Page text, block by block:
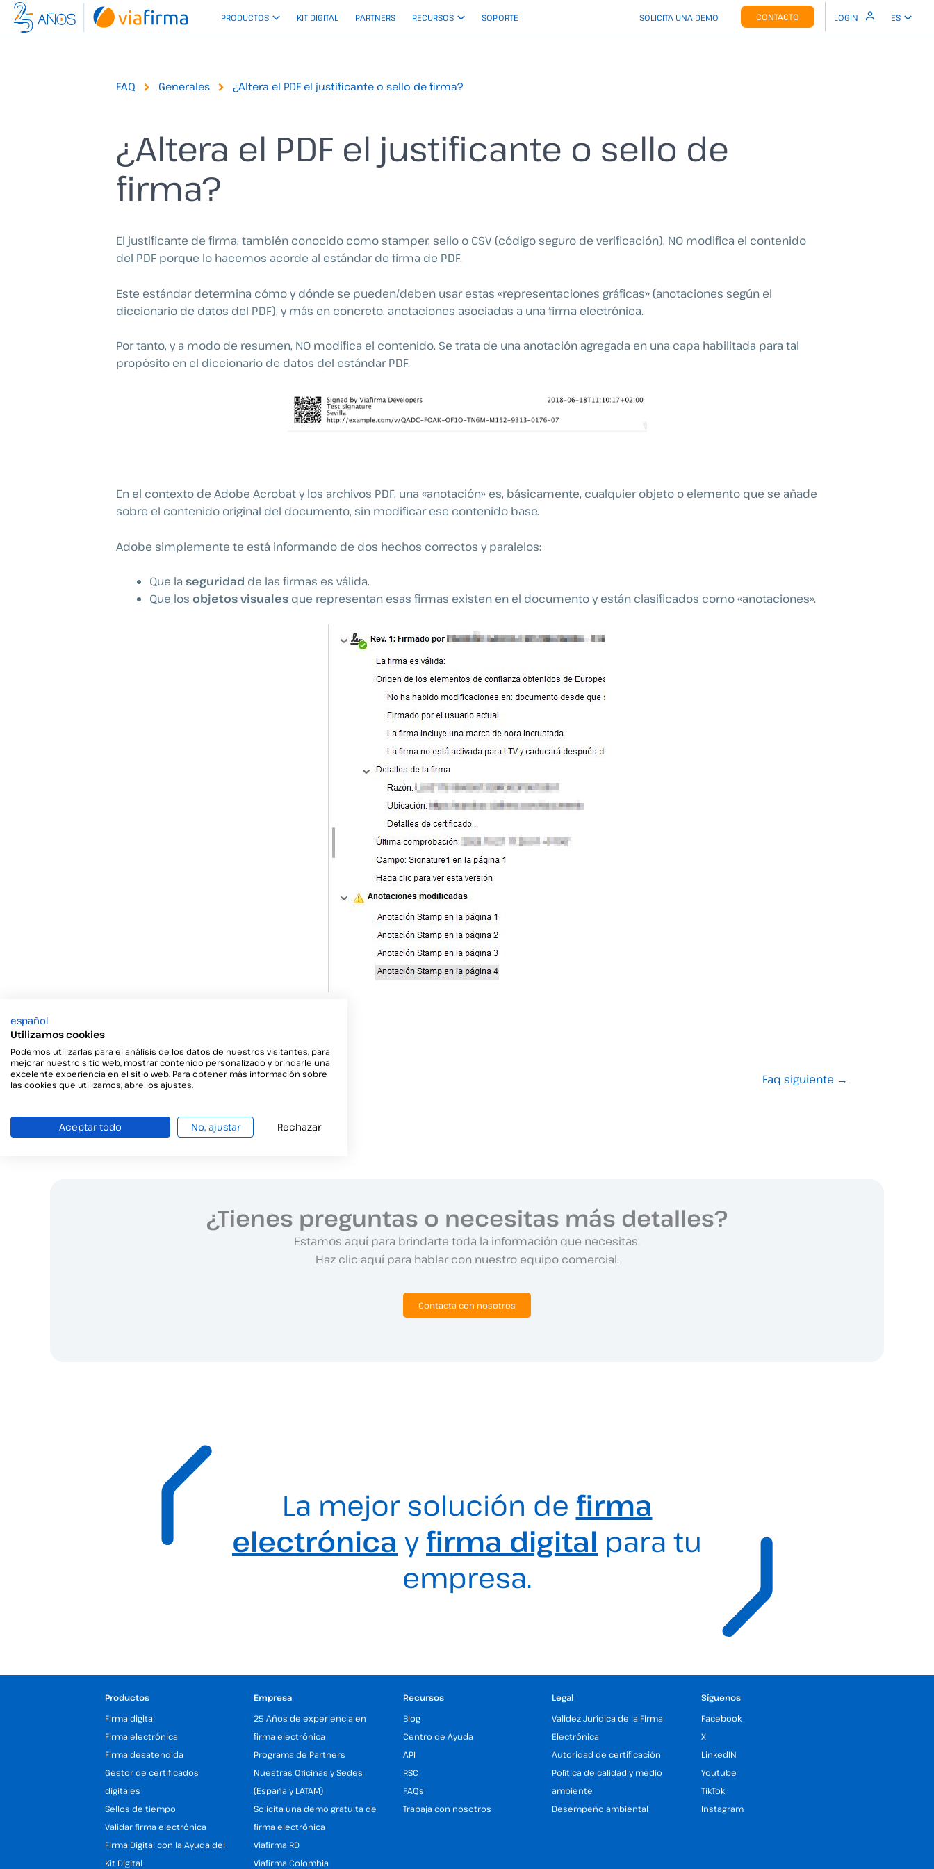
PRODUCTOS KIT DIGITAL PARTNERS RECURSOS SOPORTE SOLICITA UNA DEMO CONTACTO LOGIN ES
FAQ Generales ¿Altera el PDF el justificante o sello de firma?
¿Altera el PDF el justificante o sello de
firma?
El justificante de firma, también conocido como stamper, sello o CSV (código seguro de verificación), NO modifica el contenido
del PDF porque lo hacemos acorde al estándar de firma de PDF.
Este estándar determina cómo y dónde se pueden/deben usar estas «representaciones gráficas» (anotaciones según el
diccionario de datos del PDF), y más en concreto, anotaciones asociadas a una firma electrónica.
Por tanto, y a modo de resumen, NO modifica el contenido. Se trata de una anotación agregada en una capa habilitada para tal
propósito en el diccionario de datos del estándar PDF.
En el contexto de Adobe Acrobat y los archivos PDF, una «anotación» es, básicamente, cualquier objeto o elemento que se añade
sobre el contenido original del documento, sin modificar ese contenido base.
Adobe simplemente te está informando de dos hechos correctos y paralelos:
Que la seguridad de las firmas es válida.
Que los objetos visuales que representan esas firmas existen en el documento y están clasificados como «anotaciones».
Faq siguiente →
¿Tienes preguntas o necesitas más detalles?
Estamos aquí para brindarte toda la información que necesitas.
Haz clic aquí para hablar con nuestro equipo comercial.
Contacta con nosotros
La mejor solución de firma
electrónica yfirma digital para tu
empresa.
Productos
Firma digital
Firma electrónica
Firma desatendida
Gestor de certificados
digitales
Sellos de tiempo
Validar firma electrónica
Firma Digital con la Ayuda del
Kit Digital
Empresa
25 Años de experiencia en
firma electrónica
Programa de Partners
Nuestras Oficinas y Sedes
(España y LATAM)
Solicita una demo gratuita de
firma electrónica
Viafirma RD
Viafirma Colombia
Recursos
Blog
Centro de Ayuda
API
RSC
FAQs
Trabaja con nosotros
Legal
Validez Jurídica de la Firma
Electrónica
Autoridad de certificación
Política de calidad y medio
ambiente
Desempeño ambiental
Síguenos
Facebook
X
LinkedIN
Youtube
TikTok
Instagram
español
Utilizamos cookies
Podemos utilizarlas para el análisis de los datos de nuestros visitantes, para
mejorar nuestro sitio web, mostrar contenido personalizado y brindarle una
excelente experiencia en el sitio web. Para obtener más información sobre
las cookies que utilizamos, abre los ajustes.
Aceptar todo No, ajustar Rechazar